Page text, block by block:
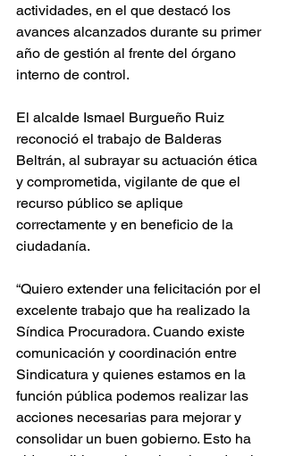
actividades, en el que destacó los
avances alcanzados durante su primer
año de gestión al frente del órgano
interno de control.
El alcalde Ismael Burgueño Ruiz
reconoció el trabajo de Balderas
Beltrán, al subrayar su actuación ética
y comprometida, vigilante de que el
recurso público se aplique
correctamente y en beneficio de la
ciudadanía.
“Quiero extender una felicitación por el
excelente trabajo que ha realizado la
Síndica Procuradora. Cuando existe
comunicación y coordinación entre
Sindicatura y quienes estamos en la
función pública podemos realizar las
acciones necesarias para mejorar y
consolidar un buen gobierno. Esto ha